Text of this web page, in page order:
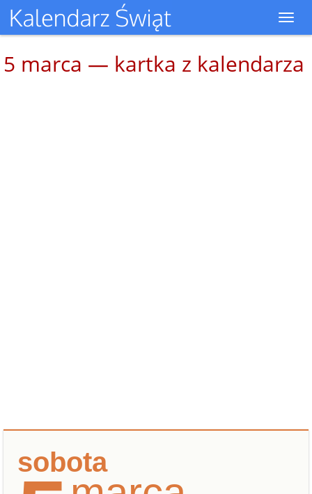
5 marca — kartka z kalendarza
sobota